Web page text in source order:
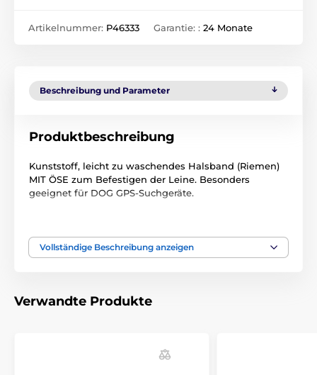
Artikelnummer: P46333 Garantie: : 24 Monate
Beschreibung und Parameter
Produktbeschreibung
Kunststoff, leicht zu waschendes Halsband (Riemen)
MIT ÖSE zum Befestigen der Leine. Besonders
geeignet für DOG GPS-Suchgeräte.
Technische Spezifikationen können ohne vorherige
Ankündigung geändert werden. Die Bilder dienen nur
Vollständige Beschreibung anzeigen
Verwandte Produkte